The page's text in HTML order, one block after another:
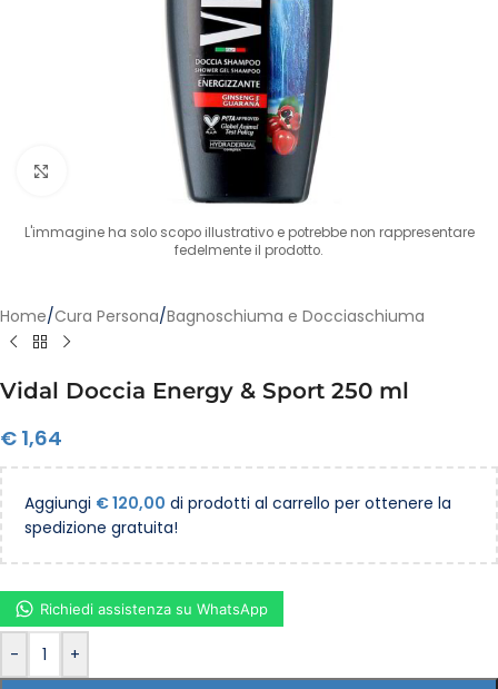
Clicca per ingrandire
L'immagine ha solo scopo illustrativo e potrebbe non rappresentare
fedelmente il prodotto.
Home/Cura Persona/Bagnoschiuma e Docciaschiuma
Vidal Doccia Energy & Sport 250 ml
€ 1,64
Aggiungi €120,00 di prodotti al carrello per ottenere la
spedizione gratuita!
- +
Richiedi assistenza su WhatsApp